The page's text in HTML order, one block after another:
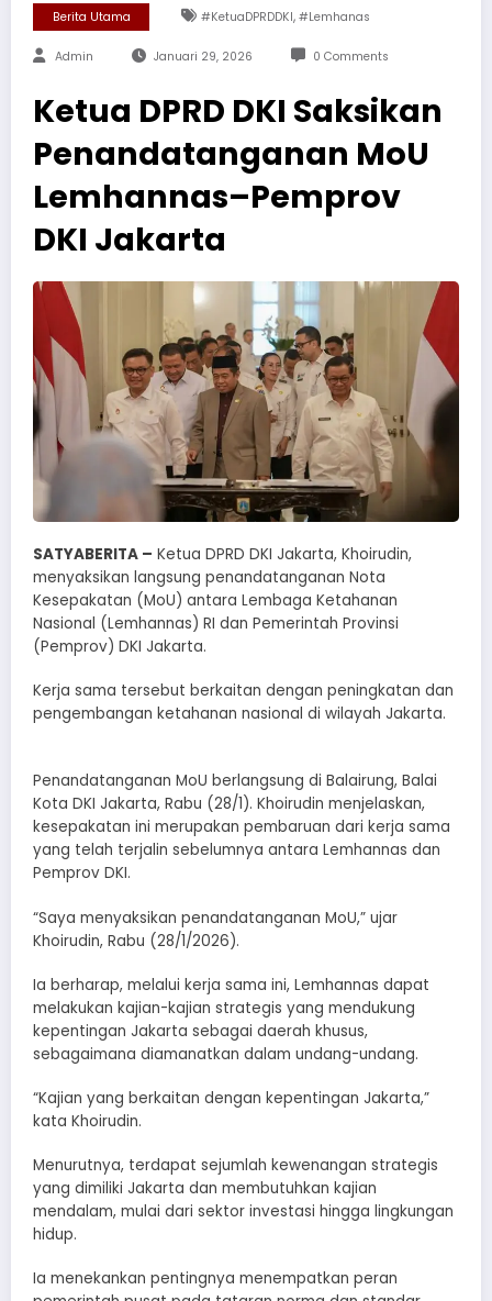
Berita Utama #KetuaDPRDDKI, #Lemhanas
Admin Januari 29, 2026 0 Comments
Ketua DPRD DKI Saksikan
Penandatanganan MoU
Lemhannas–Pemprov
DKI Jakarta
SATYABERITA – Ketua DPRD DKI Jakarta, Khoirudin,
menyaksikan langsung penandatanganan Nota
Kesepakatan (MoU) antara Lembaga Ketahanan
Nasional (Lemhannas) RI dan Pemerintah Provinsi
(Pemprov) DKI Jakarta.
Kerja sama tersebut berkaitan dengan peningkatan dan
pengembangan ketahanan nasional di wilayah Jakarta.
Penandatanganan MoU berlangsung di Balairung, Balai
Kota DKI Jakarta, Rabu (28/1). Khoirudin menjelaskan,
kesepakatan ini merupakan pembaruan dari kerja sama
yang telah terjalin sebelumnya antara Lemhannas dan
Pemprov DKI.
“Saya menyaksikan penandatanganan MoU,” ujar
Khoirudin, Rabu (28/1/2026).
Ia berharap, melalui kerja sama ini, Lemhannas dapat
melakukan kajian-kajian strategis yang mendukung
kepentingan Jakarta sebagai daerah khusus,
sebagaimana diamanatkan dalam undang-undang.
“Kajian yang berkaitan dengan kepentingan Jakarta,”
kata Khoirudin.
Menurutnya, terdapat sejumlah kewenangan strategis
yang dimiliki Jakarta dan membutuhkan kajian
mendalam, mulai dari sektor investasi hingga lingkungan
hidup.
Ia menekankan pentingnya menempatkan peran